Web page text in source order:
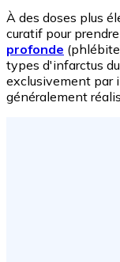
À des doses plus
curatif pour
profonde
types d'infarctus
exclusivement par
généralement